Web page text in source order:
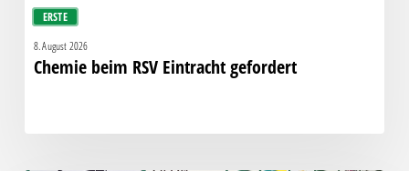
ERSTE
8. August 2026
Chemie beim RSV Eintracht gefordert